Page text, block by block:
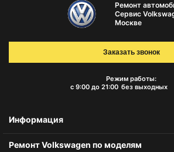
Ремонт
Сервис
Москве
Режим работы:
с 9:00 до 21:00 без выходных
Заказать звонок
Информация
Ремонт Volkswagen по моделям